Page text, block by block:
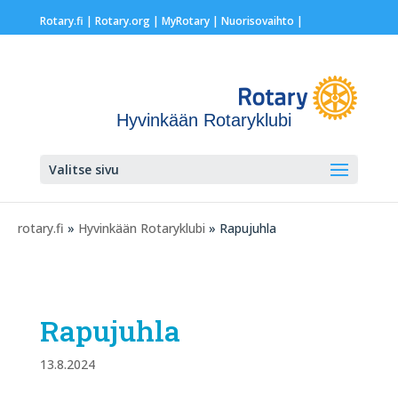
Rotary.fi | Rotary.org| MyRotary | Nuorisovaihto |
Hyvinkään Rotaryklubi
Valitse sivu
rotary.fi » Hyvinkään Rotaryklubi » Rapujuhla
Rapujuhla
13.8.2024